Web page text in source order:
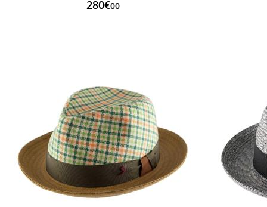
280€00